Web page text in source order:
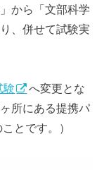
から「文部科学
、併せて試験実
験
へ変更とな
所にある提携パ
とです。）